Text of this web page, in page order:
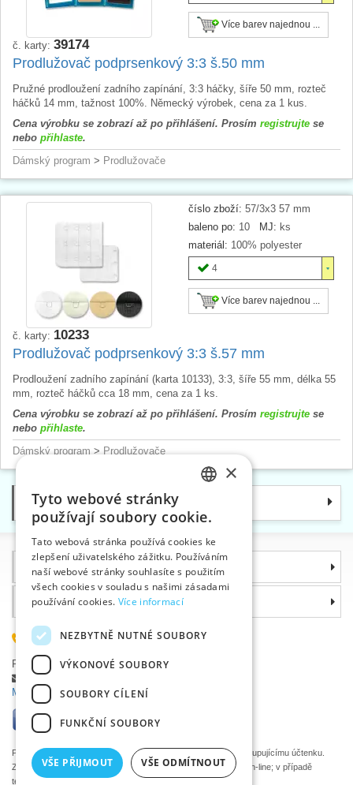
Více barev najednou ...
č. karty: 39174
Prodlužovač podprsenkový 3:3 š.50 mm
Pružné prodloužení zadního zapínání, 3:3 háčky, šíře 50 mm, rozteč
háčků 14 mm, tažnost 100%. Německý výrobek, cena za 1 kus.
Cena výrobku se zobrazí až po přihlášení. Prosím registrujte se
nebo přihlaste.
Dámský program > Prodlužovače
číslo zboží: 57/3x3 57 mm
baleno po: 10 MJ: ks
materiál: 100% polyester
4
Více barev najednou ...
č. karty: 10233
Prodlužovač podprsenkový 3:3 š.57 mm
Prodloužení zadního zapínání (karta 10133), 3:3, šíře 55 mm, délka 55
mm, rozteč háčků cca 18 mm, cena za 1 ks.
Cena výrobku se zobrazí až po přihlášení. Prosím registrujte se
nebo přihlaste.
Dámský program > Prodlužovače
Kategorie
Informace
Proč si zvolit právě nás
585 051 217
Plzeňská 868, 783 91 Uničov, Česká republika
Položit dotaz
Máte problémy s přihlášením ?
Podle zákona o evidenci tržeb je prodávající povinen vystavit kupujícímu účtenku.
Zároveň je povinen zaevidovat přijatou tržbu u správce daně on-line; v případě
technického výpadku pak nejpozději do 48 hodin.
ENGLISH
GERMAN
×
Tyto webové stránky
používají soubory cookie.
Tato webová stránka používá cookies ke
zlepšení uživatelského zážitku. Používáním
naší webové stránky souhlasíte s použitím
všech cookies v souladu s našimi zásadami
používání cookies. Více informací
NEZBYTNĚ NUTNÉ SOUBORY
VÝKONOVÉ SOUBORY
SOUBORY CÍLENÍ
FUNKČNÍ SOUBORY
VŠE PŘIJMOUT VŠE ODMÍTNOUT